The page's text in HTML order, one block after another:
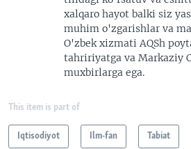
xalqaro hayot balki siz
muhim o'zgarishlar va
O'zbek xizmati AQSh
tahririyatga va Markaziy
muxbirlarga ega.
This item is part of
Iqtisodiyot Ilm-fan Tabiat